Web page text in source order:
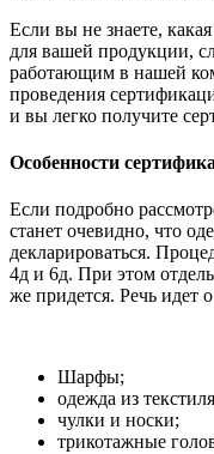
Если вы не знаете,
для вашей продукции,
работающим в нашей
проведения
и вы легко получите
Особенности
Если подробно
станет очевидно, что
декларироваться.
4д и 6д. При этом
же придется. Речь идет
Шарфы;
одежда из
чулки и носки;
трикотажные